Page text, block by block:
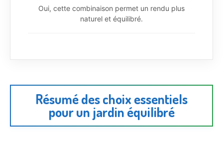
Oui, cette combinaison permet un rendu plus
naturel et équilibré.
Résumé des choix essentiels
pour un jardin équilibré